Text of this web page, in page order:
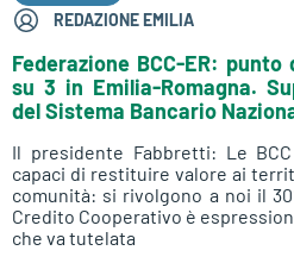
REDAZIONE EMILIA
Federazione BCC-ER:
su 3 in Emilia-Romagna.
del Sistema Bancario
Il presidente Fabbretti: Le
capaci di restituire valore ai
comunità: si rivolgono a noi il
Credito Cooperativo è
che va tutelata